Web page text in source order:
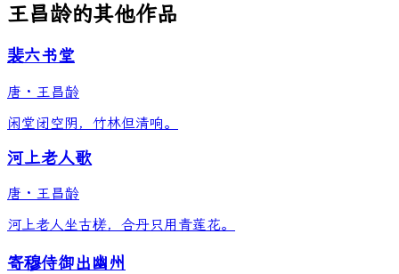
王昌龄的其他作品
裴六书堂
唐 · 王昌龄
闲堂闭空阴，竹林但清响。
河上老人歌
唐 · 王昌龄
河上老人坐古槎，合丹只用青莲花。
寄穆侍御出幽州